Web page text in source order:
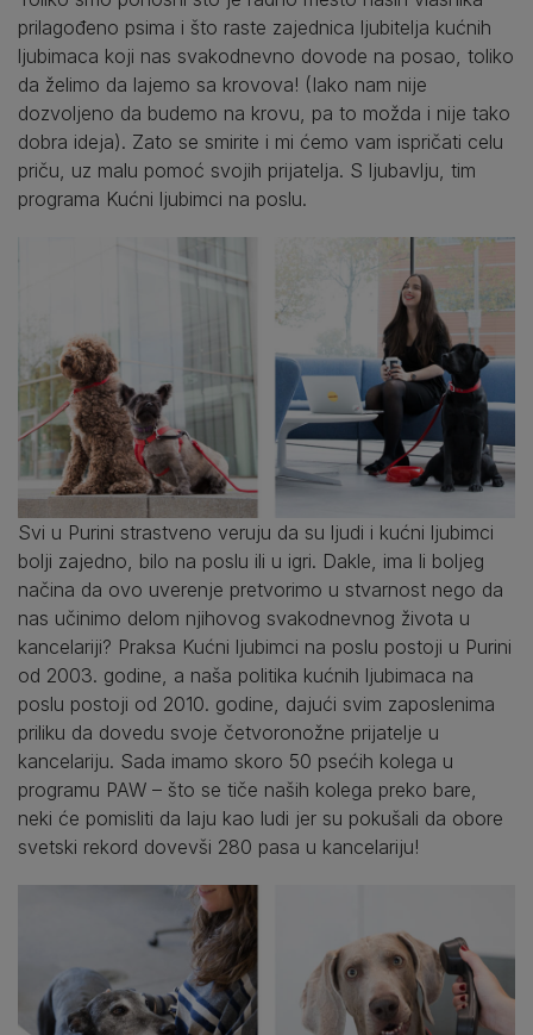
prilagođeno psima i što raste zajednica ljubitelja kućnih
ljubimaca koji nas svakodnevno dovode na posao, toliko
da želimo da lajemo sa krovova! (Iako nam nije
dozvoljeno da budemo na krovu, pa to možda i nije tako
dobra ideja). Zato se smirite i mi ćemo vam ispričati celu
priču, uz malu pomoć svojih prijatelja. S ljubavlju, tim
programa Kućni ljubimci na poslu.
Svi u Purini strastveno veruju da su ljudi i kućni ljubimci
bolji zajedno, bilo na poslu ili u igri. Dakle, ima li boljeg
načina da ovo uverenje pretvorimo u stvarnost nego da
nas učinimo delom njihovog svakodnevnog života u
kancelariji? Praksa Kućni ljubimci na poslu postoji u Purini
od 2003. godine, a naša politika kućnih ljubimaca na
poslu postoji od 2010. godine, dajući svim zaposlenima
priliku da dovedu svoje četvoronožne prijatelje u
kancelariju. Sada imamo skoro 50 psećih kolega u
programu PAW – što se tiče naših kolega preko bare,
neki će pomisliti da laju kao ludi jer su pokušali da obore
svetski rekord dovevši 280 pasa u kancelariju!